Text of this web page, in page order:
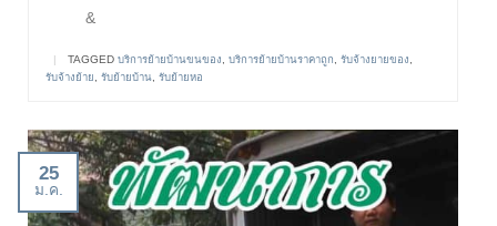
&
| TAGGED บริการย้ายบ้านขนของ บริการย้ายบ้านราคาถูก รับจ้างยายของ
รับจ้างย้าย
รับย้ายบ้าน รับย้ายหอ
25
ม.ค.